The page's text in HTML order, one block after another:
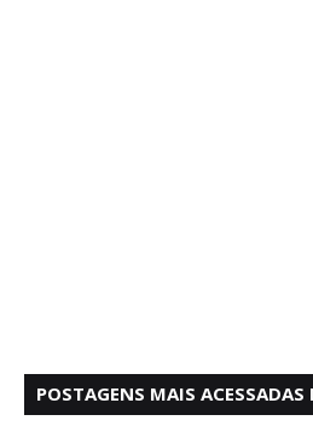
POSTAGENS MAIS